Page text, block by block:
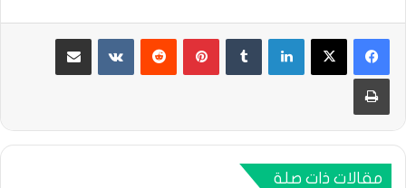
لينكدإن بينتيريست مشاركة عبر البريد
طباعة
مقالات ذات صلة